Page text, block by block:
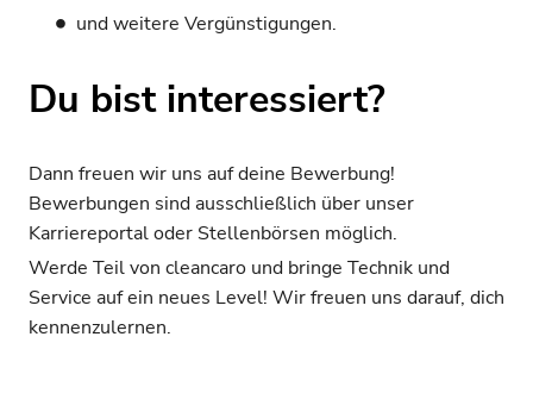
und weitere Vergünstigungen.
Du bist interessiert?
Dann freuen wir uns auf deine Bewerbung!
Bewerbungen sind ausschließlich über unser
Karriereportal oder Stellenbörsen möglich.
Werde Teil von cleancaro und bringe Technik und
Service auf ein neues Level! Wir freuen uns darauf, dich
kennenzulernen.